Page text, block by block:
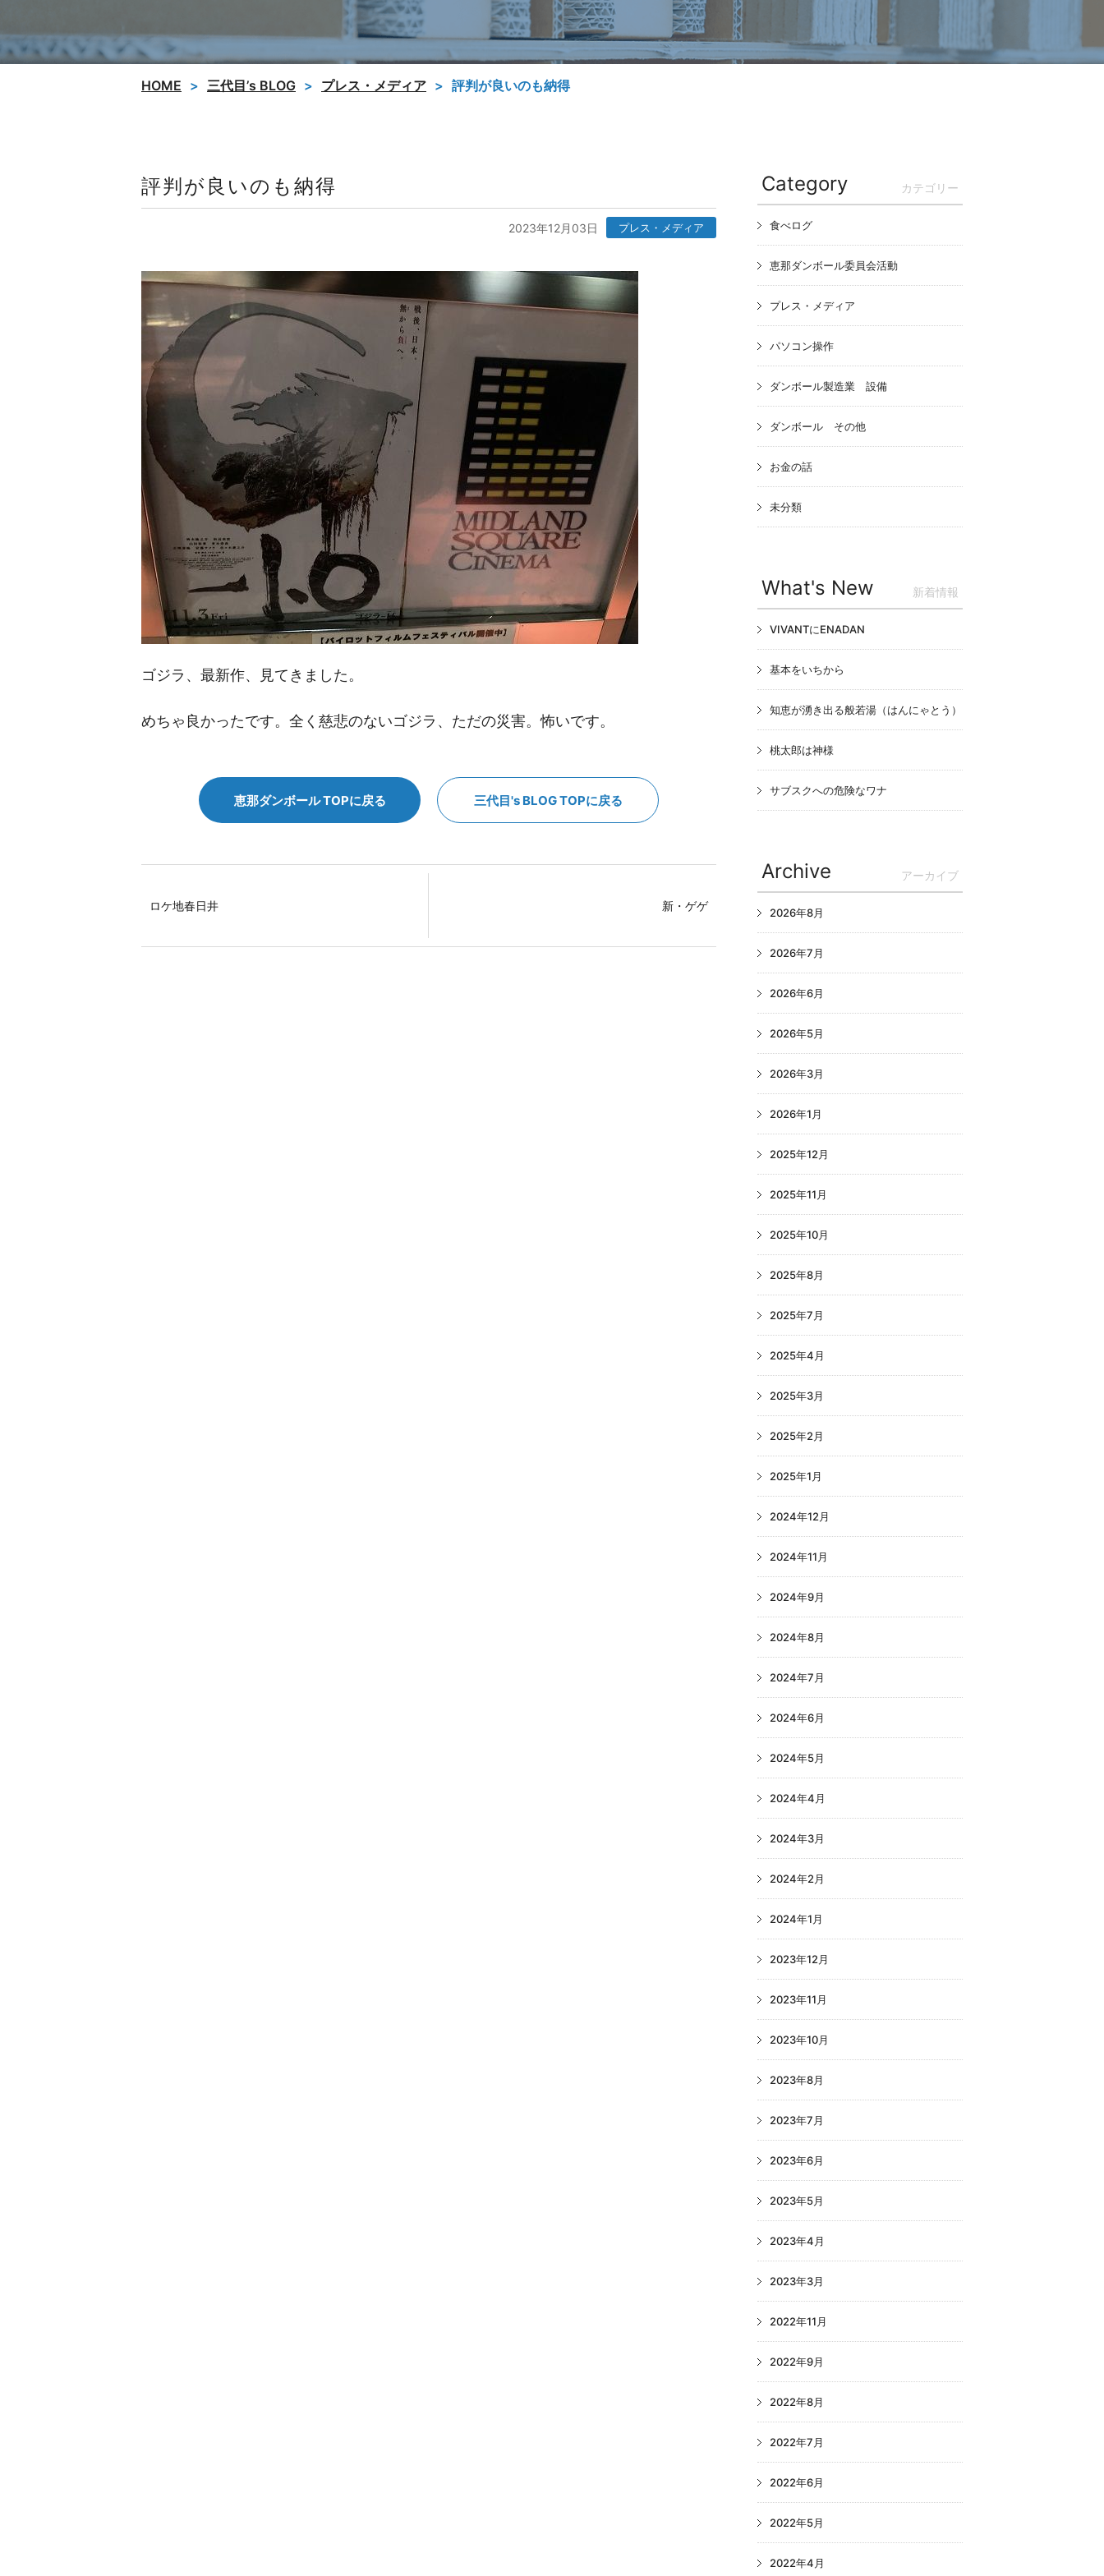
HOME 三代目’s BLOG プレス・メディア 評判が良いのも納得
評判が良いのも納得
2023年12月03日 プレス・メディア
ゴジラ、最新作、見てきました。
めちゃ良かったです。全く慈悲のないゴジラ、ただの災害。怖いです。
恵那ダンボール TOPに戻る 三代目's BLOG TOPに戻る
ロケ地春日井 新・ゲゲ
Category カテゴリー
食べログ
恵那ダンボール委員会活動
プレス・メディア
パソコン操作
ダンボール製造業 設備
ダンボール その他
お金の話
未分類
What's New 新着情報
VIVANTにENADAN
基本をいちから
知恵が湧き出る般若湯（はんにゃとう）
桃太郎は神様
サブスクへの危険なワナ
Archive アーカイブ
2026年8月
2026年7月
2026年6月
2026年5月
2026年3月
2026年1月
2025年12月
2025年11月
2025年10月
2025年8月
2025年7月
2025年4月
2025年3月
2025年2月
2025年1月
2024年12月
2024年11月
2024年9月
2024年8月
2024年7月
2024年6月
2024年5月
2024年4月
2024年3月
2024年2月
2024年1月
2023年12月
2023年11月
2023年10月
2023年8月
2023年7月
2023年6月
2023年5月
2023年4月
2023年3月
2022年11月
2022年9月
2022年8月
2022年7月
2022年6月
2022年5月
2022年4月